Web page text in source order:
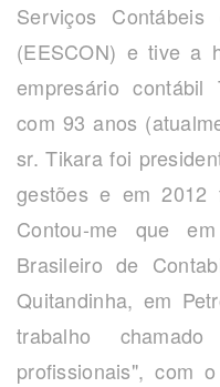
Serviços
(EESCON) e tive a
empresário
com 93 anos
sr. Tikara foi
gestões e em 2012
Contou-me que
Brasileiro de
Quitandinha, em
trabalho
profissionais", com